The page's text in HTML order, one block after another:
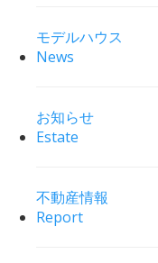
モデルハウス
News
お知らせ
Estate
不動産情報
Report